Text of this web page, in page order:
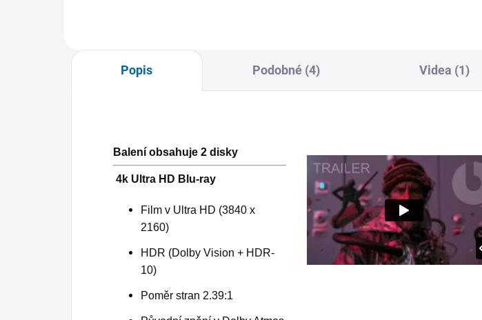
Popis Podobné (4) Videa (1)
Balení obsahuje 2 disky
4k Ultra HD Blu-ray
Film v Ultra HD (3840 x
2160)
HDR (Dolby Vision + HDR-
10)
Poměr stran 2.39:1